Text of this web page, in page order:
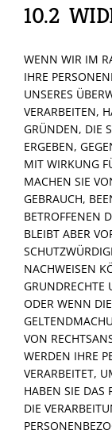
10.2
WENN WIR IM
IHRE
UNSERES
VERARBEITEN,
GRÜNDEN, DIE
ERGEBEN,
MIT WIRKUNG
MACHEN SIE
GEBRAUCH,
BETROFFENEN
BLEIBT ABER
NACHWEISEN
GRUNDRECHTE
ODER WENN DIE
VON
WERDEN IHRE
VERARBEITET,
HABEN SIE DAS
DIE